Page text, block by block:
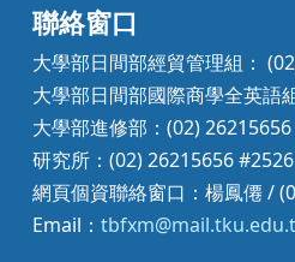
聯絡窗口
大學部日間部經貿管理組：
大學部日間部國際商學全英語
大學部進修部：(02)
研究所：(02) 26215656 #2526
網頁個資聯絡窗口：楊鳳僊 /
Email：